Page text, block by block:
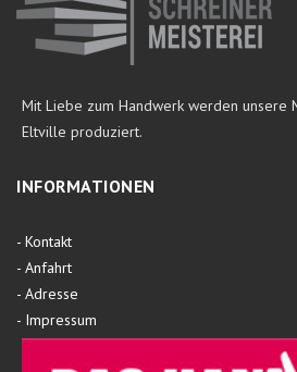
Mit Liebe zum Handwerk werden unsere
Eltville produziert.
INFORMATIONEN
- Kontakt
- Anfahrt
- Adresse
- Impressum